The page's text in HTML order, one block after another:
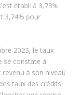
établi à 3,73%
3,74% pour
2023, le taux
se constate à
à son niveau
taux des crédits